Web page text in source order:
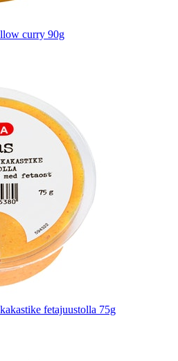
curry 90g
fetajuustolla 75g